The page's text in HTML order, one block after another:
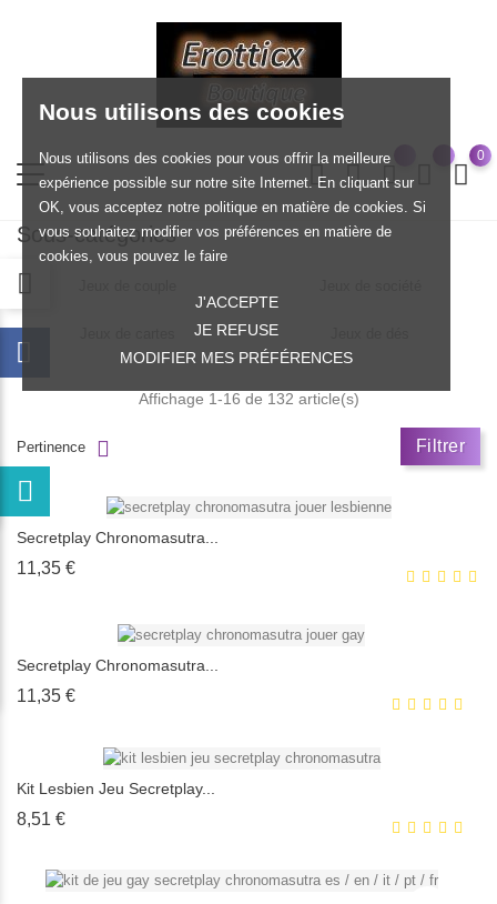
Nous utilisons des cookies
Nous utilisons des cookies pour vous offrir la meilleure
expérience possible sur notre site Internet. En cliquant sur
OK, vous acceptez notre politique en matière de cookies. Si
vous souhaitez modifier vos préférences en matière de
cookies, vous pouvez le faire
J'ACCEPTE
JE REFUSE
MODIFIER MES PRÉFÉRENCES
0
Sous-catégories
Pertinence Filtrer
Affichage 1-16 de 132 article(s)
EXCLUSIVITÉ WEB !
HORS STOCK
Secretplay Chronomasutra...
11,35 €Prix
EXCLUSIVITÉ WEB !
Secretplay Chronomasutra...
11,35 €Prix
Kit Lesbien Jeu Secretplay...
8,51 €Prix